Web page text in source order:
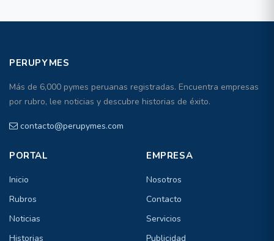
PERUPYMES
Más de 6,000 pymes peruanas registradas. Encuentra empresas
por rubro, lee noticias y descubre historias de éxito.
contacto@perupymes.com
PORTAL
Inicio
Rubros
Noticias
Historias
EMPRESA
Nosotros
Contacto
Servicios
Publicidad